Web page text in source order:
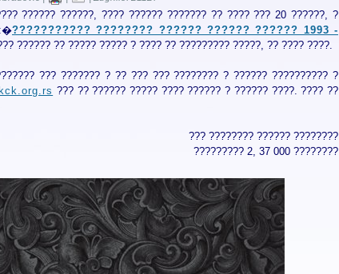
?????? ??????, ???? ?????? ??????? ?? ???? ??? 20 ??????, ?
??????????? ???????? ?????? ?????? ?????? 1993 -
?????? ?? ????? ????? ? ???? ?? ????????? ?????, ?? ???? ????.
??? ??????? ? ?? ??? ??? ???????? ? ?????? ?????????? ?
??? ?? ?????? ????? ???? ?????? ? ?????? ????. ???? ??
??? ???????? ?????? ????????
????????? 2, 37 000 ????????